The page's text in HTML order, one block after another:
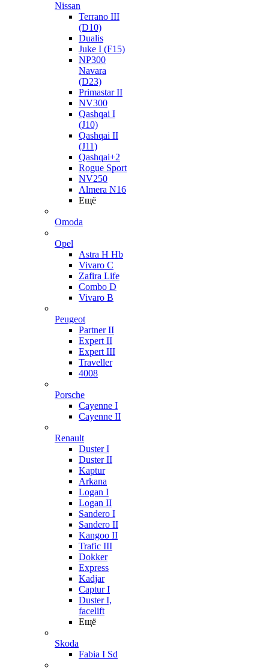
Nissan
Terrano III
(D10)
Dualis
Juke I (F15)
NP300
Navara
(D23)
Primastar II
NV300
Qashqai I
(J10)
Qashqai II
(J11)
Qashqai+2
Rogue Sport
NV250
Almera N16
Ещё
Omoda
Opel
Astra H Hb
Vivaro C
Zafira Life
Combo D
Vivaro B
Peugeot
Partner II
Expert II
Expert III
Traveller
4008
Porsche
Cayenne I
Cayenne II
Renault
Duster I
Duster II
Kaptur
Arkana
Logan I
Logan II
Sandero I
Sandero II
Kangoo II
Trafic III
Dokker
Express
Kadjar
Captur I
Duster I,
facelift
Ещё
Skoda
Fabia I Sd